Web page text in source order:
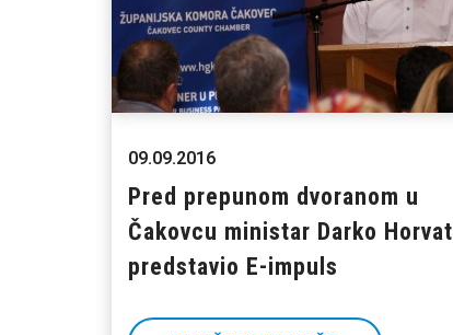
09.09.2016
Pred prepunom dvoranom u
Čakovcu ministar Darko Horvat
predstavio E-impuls